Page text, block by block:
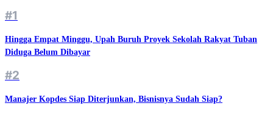
#1
Hingga Empat Minggu, Upah Buruh Proyek Sekolah Rakyat Tuban
Diduga Belum Dibayar
#2
Manajer Kopdes Siap Diterjunkan, Bisnisnya Sudah Siap?